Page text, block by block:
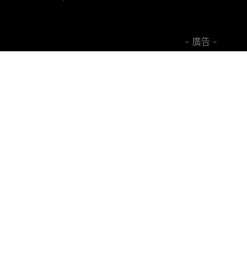
- 廣告 -